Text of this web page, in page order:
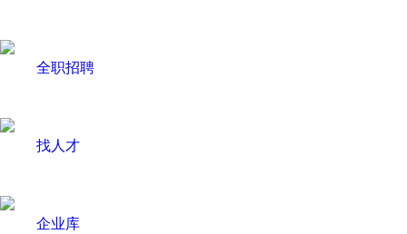
全职招聘
找人才
企业库